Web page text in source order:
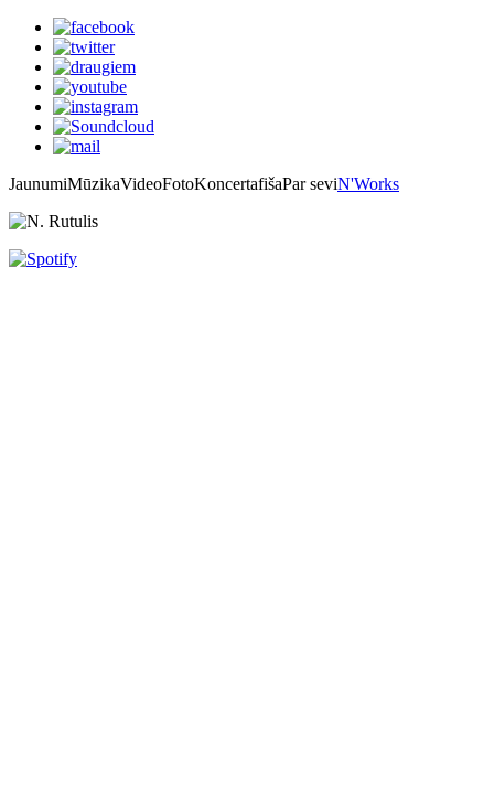
JaunumiMūzikaVideoFotoKoncertafišaPar seviN'Works